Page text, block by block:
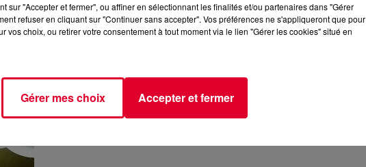
sur "Accepter et fermer", ou affiner en sélectionnant les finalités et/ou partenaires dans "Gérer
refuser en cliquant sur "Continuer sans accepter". Vos préférences ne s'appliqueront que pour
vos choix, ou retirer votre consentement à tout moment via le lien "Gérer les cookies" situé en
Gérer mes choix Accepter et fermer